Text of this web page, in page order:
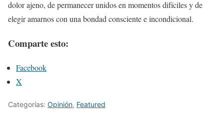
dolor ajeno, de permanecer unidos en momentos difíciles y de
elegir amarnos con una bondad consciente e incondicional.
Comparte esto:
Facebook
X
Categorías: Opinión, Featured